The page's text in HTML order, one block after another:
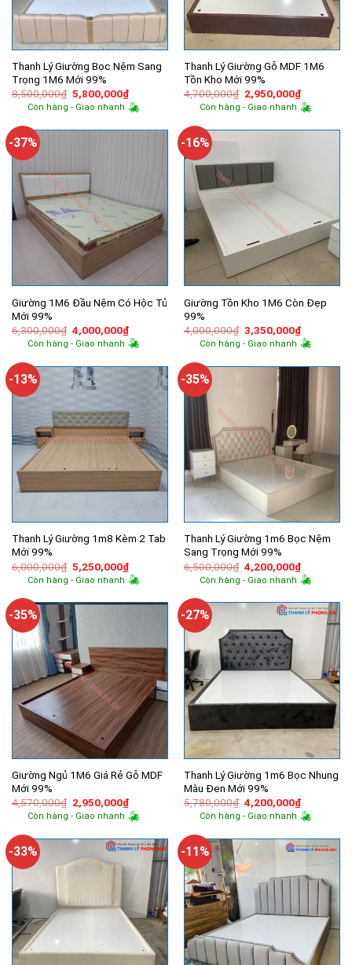
Thanh Lý Giường Bọc Nệm Sang
Trọng 1M6 Mới 99%
8,500,000₫ Giá
gốc
là:
5,800,000₫Giá
hiện
tại
5,800,000₫.
Còn hàng - Giao nhanh
Thanh Lý Giường Gỗ MDF 1M6
Tồn Kho Mới 99%
4,700,000₫ Giá
gốc
là:
2,950,000₫Giá
hiện
tại
Còn hàng - Giao nhanh
-37%
Giường 1M6 Đầu Nệm Có Hộc Tủ
Mới 99%
6,300,000₫ Giá
gốc
là:
4,000,000₫Giá
hiện
tại
4,000,000₫.
Còn hàng - Giao nhanh
-16%
Giường Tồn Kho 1M6 Còn Đẹp
99%
4,000,000₫ Giá
gốc
là:
3,350,000₫Giá
hiện
tại
Còn hàng - Giao nhanh
-13%
Thanh Lý Giường 1m8 Kèm 2 Tab
Mới 99%
6,000,000₫ Giá
gốc
là:
5,250,000₫Giá
hiện
tại
5,250,000₫.
Còn hàng - Giao nhanh
-35%
Thanh Lý Giường 1m6 Bọc Nệm
Sang Trọng Mới 99%
6,500,000₫ Giá
gốc
là:
4,200,000₫Giá
hiện
tại
Còn hàng - Giao nhanh
-35%
Giường Ngủ 1M6 Giá Rẻ Gỗ MDF
Mới 99%
4,570,000₫ Giá
gốc
là:
2,950,000₫Giá
hiện
tại
2,950,000₫.
Còn hàng - Giao nhanh
-27%
Thanh Lý Giường 1m6 Bọc Nhung
Màu Đen Mới 99%
5,780,000₫ Giá
gốc
là:
4,200,000₫Giá
hiện
tại
Còn hàng - Giao nhanh
-33% -11%